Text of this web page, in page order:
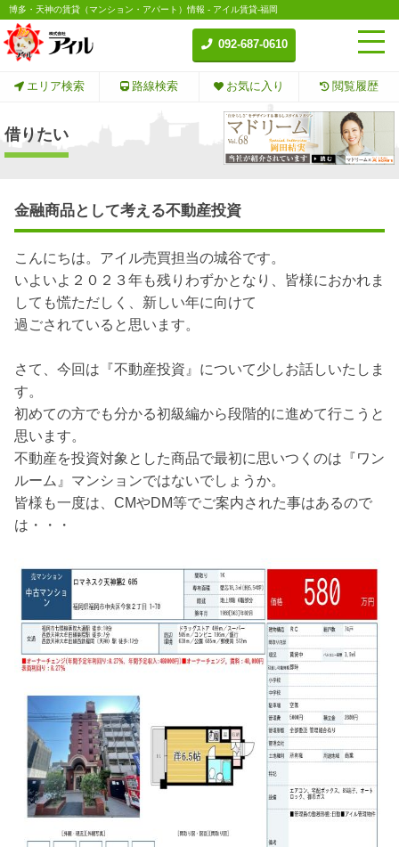
博多・天神の賃貸（マンション・アパート）情報 - アイル賃貸-福岡
092-687-0610
エリア検索 路線検索 お気に入り 閲覧履歴
借りたい
金融商品として考える不動産投資
こんにちは。アイル売買担当の城谷です。
いよいよ２０２３年も残りわずかとなり、皆様におかれま
しても慌ただしく、新しい年に向けて
過ごされていると思います。
さて、今回は『不動産投資』について少しお話しいたしま
す。
初めての方でも分かる初級編から段階的に進めて行こうと
思います。
不動産を投資対象とした商品で最初に思いつくのは『ワン
ルーム』マンションではないでしょうか。
皆様も一度は、CMやDM等でご案内された事はあるので
は・・・